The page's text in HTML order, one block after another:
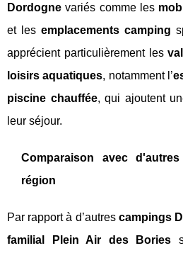
Dordogne variés comme les
et lesemplacements camping
apprécient particulièrement les
loisirs aquatiques, notamment l’
piscine chauffée, qui ajoutent
leur séjour.
Comparaison avec
région
Par rapport à d’autres campings
familial Plein Air des Bories